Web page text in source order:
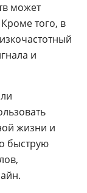
может
того, в
и
жизни и
быструю